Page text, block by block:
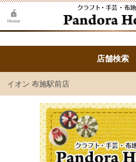
店舗検索
イオン 布施駅前店